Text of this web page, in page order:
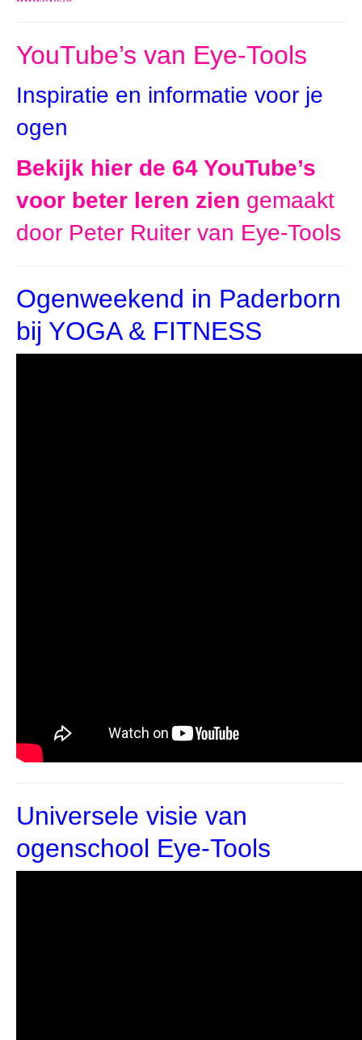
YouTube’s van Eye-Tools
Inspiratie en informatie voor je
ogen
Bekijk hier de 64 YouTube’s
voor beter leren zien gemaakt
door Peter Ruiter van Eye-Tools
Ogenweekend in Paderborn
bij YOGA & FITNESS
Universele visie van
ogenschool Eye-Tools